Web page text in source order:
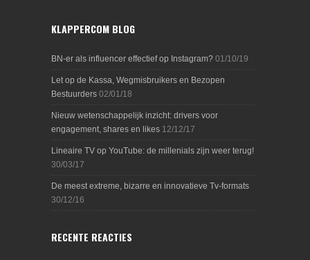
KLAPPERCOM BLOG
BN-er als influencer effectief op Instagram? 01/10/19
Let op de Kassa, Wegmisbruikers en Bezopen
Bestuurders 02/01/18
Nieuw wetenschappelijk inzicht: drivers voor
engagement, shares en likes 12/12/17
Lineaire TV op YouTube: de millenials zijn weer terug!
30/03/17
De meest extreme, bizarre en innovatieve Tv-formats
30/12/16
RECENTE REACTIES